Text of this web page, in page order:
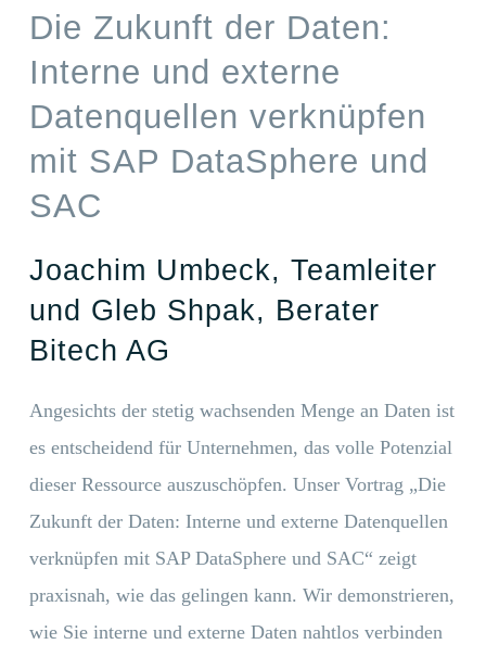
Die Zukunft der Daten:
Interne und externe
Datenquellen verknüpfen
mit SAP DataSphere und
SAC
Joachim Umbeck, Teamleiter
und Gleb Shpak, Berater
Bitech AG
Angesichts der stetig wachsenden Menge an Daten ist
es entscheidend für Unternehmen, das volle Potenzial
dieser Ressource auszuschöpfen. Unser Vortrag „Die
Zukunft der Daten: Interne und externe Datenquellen
verknüpfen mit SAP DataSphere und SAC“ zeigt
praxisnah, wie das gelingen kann. Wir demonstrieren,
wie Sie interne und externe Daten nahtlos verbinden